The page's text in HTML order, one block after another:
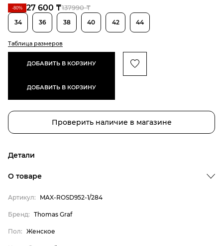
137990 ₸
27 600 ₸
-80%
34 36 38 40 42 44
Таблица размеров
ДОБАВИТЬ В КОРЗИНУ
ДОБАВИТЬ В КОРЗИНУ
Проверить наличие в магазине
Детали
О товаре
Артикул: MAX-ROSD952-1/284
Бренд: Thomas Graf
Пол: Женское